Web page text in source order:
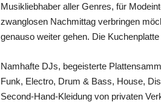
Musikliebhaber aller Genres, für
zwanglosen Nachmittag verbringen
genauso weiter gehen. Die
Namhafte DJs, begeisterte
Funk, Electro, Drum & Bass, House,
Second-Hand-Kleidung von privaten